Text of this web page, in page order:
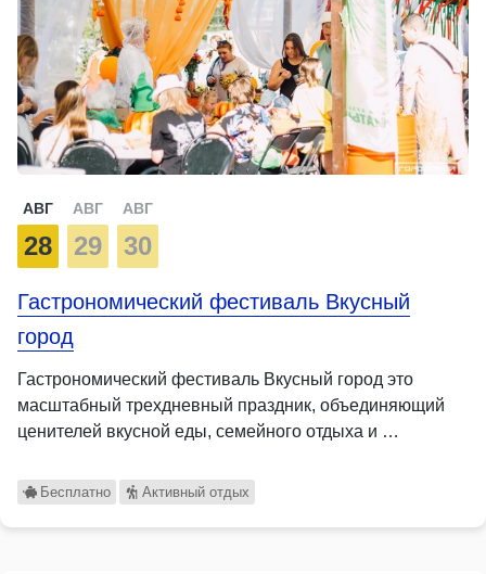
АВГ
28
АВГ
29
АВГ
30
Гастрономический фестиваль Вкусный
город
Гастрономический фестиваль Вкусный город это
масштабный трехдневный праздник, объединяющий
ценителей вкусной еды, семейного отдыха и …
Бесплатно Активный отдых